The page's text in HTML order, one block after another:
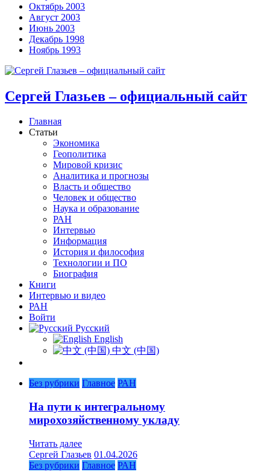
Октябрь 2003
Август 2003
Июнь 2003
Декабрь 1998
Ноябрь 1993
Сергей Глазьев – официальный сайт
Главная
Статьи
Экономика
Геополитика
Мировой кризис
Аналитика и прогнозы
Власть и общество
Человек и общество
Наука и образование
РАН
Интервью
Информация
История и философия
Технологии и ПО
Биография
Книги
Интервью и видео
РАН
Войти
Русский
English
中文 (中国)
Без рубрики Главное РАН
На пути к интегральному
мирохозяйственному укладу
Читать далее
Сергей Глазьев 01.04.2026
Без рубрики Главное РАН